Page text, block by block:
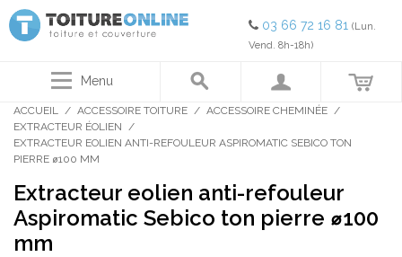
03 66 72 16 81 (Lun.
Vend. 8h-18h)
Menu
ACCUEIL / ACCESSOIRE TOITURE / ACCESSOIRE CHEMINÉE /
EXTRACTEUR ÉOLIEN /
EXTRACTEUR EOLIEN ANTI-REFOULEUR ASPIROMATIC SEBICO TON
PIERRE ⌀100 MM
Extracteur eolien anti-refouleur
Aspiromatic Sebico ton pierre ⌀100
mm